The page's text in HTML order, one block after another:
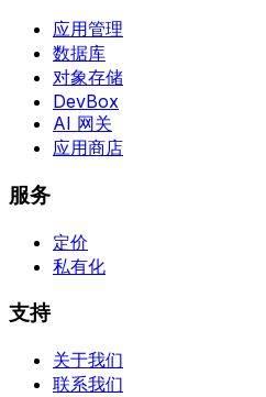
应用管理
数据库
对象存储
DevBox
AI 网关
应用商店
服务
定价
私有化
支持
关于我们
联系我们